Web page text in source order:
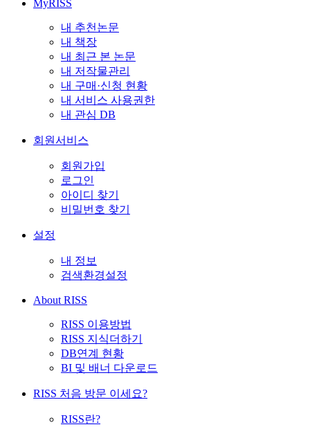
MyRISS
내 추천논문
내 책장
내 최근 본 논문
내 저작물관리
내 구매·신청 현황
내 서비스 사용권한
내 관심 DB
회원서비스
회원가입
로그인
아이디 찾기
비밀번호 찾기
설정
내 정보
검색환경설정
About RISS
RISS 이용방법
RISS 지식더하기
DB연계 현황
BI 및 배너 다운로드
RISS 처음 방문 이세요?
RISS란?